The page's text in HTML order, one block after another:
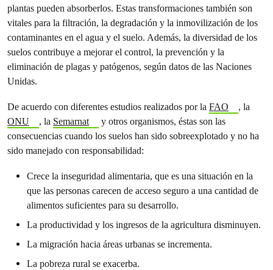
plantas pueden absorberlos. Estas transformaciones también son
vitales para la filtración, la degradación y la inmovilización de los
contaminantes en el agua y el suelo. Además, la diversidad de los
suelos contribuye a mejorar el control, la prevención y la
eliminación de plagas y patógenos, según datos de las Naciones
Unidas.
De acuerdo con diferentes estudios realizados por la FAO
, la
ONU
, la Semarnat
y otros organismos, éstas son las
consecuencias cuando los suelos han sido sobreexplotado y no ha
sido manejado con responsabilidad:
Crece la inseguridad alimentaria, que es una situación en la
que las personas carecen de acceso seguro a una cantidad de
alimentos suficientes para su desarrollo.
La productividad y los ingresos de la agricultura disminuyen.
La migración hacia áreas urbanas se incrementa.
La pobreza rural se exacerba.